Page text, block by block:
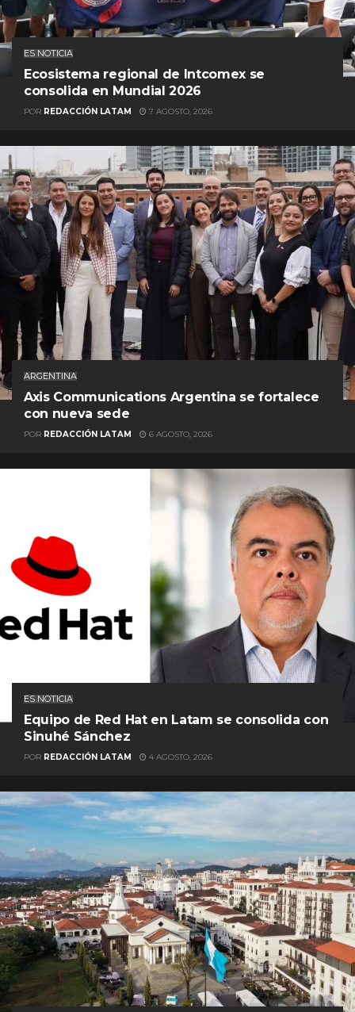
ES NOTICIA
Ecosistema regional de Intcomex se
consolida en Mundial 2026
POR REDACCIÓN LATAM 7 AGOSTO, 2026
ARGENTINA
Axis Communications Argentina se fortalece
con nueva sede
POR REDACCIÓN LATAM 6 AGOSTO, 2026
ES NOTICIA
Equipo de Red Hat en Latam se consolida con
Sinuhé Sánchez
POR REDACCIÓN LATAM 4 AGOSTO, 2026